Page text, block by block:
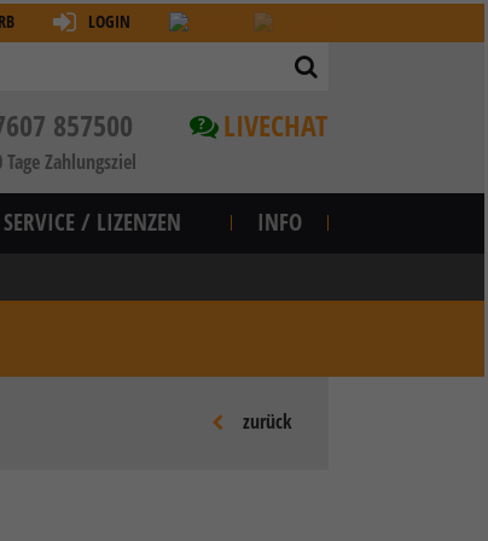
LOGIN
? LIVECHAT
857500
Tage Zahlungsziel
SERVICE / LIZENZEN INFO
zurück